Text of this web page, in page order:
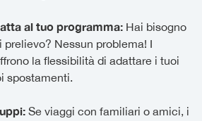
al tuo programma: Hai bisogno
Nessun problema! I
la flessibilità di adattare i tuoi
spostamenti.
Se viaggi con familiari o amici, i